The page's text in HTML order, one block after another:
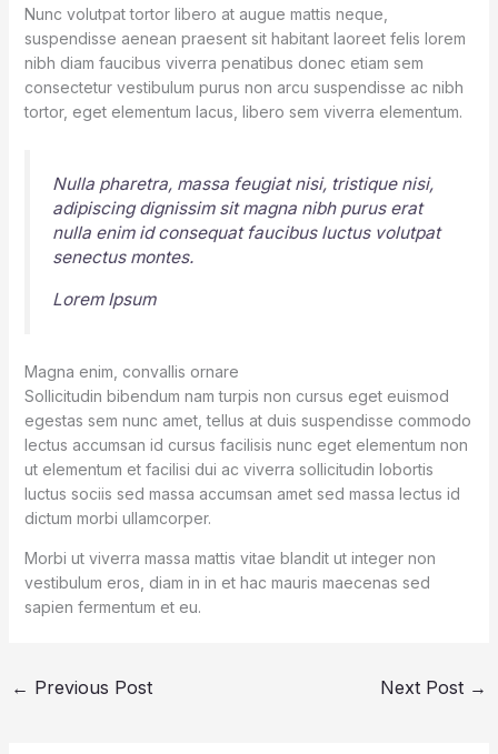
Nunc volutpat tortor libero at augue mattis neque,
suspendisse aenean praesent sit habitant laoreet felis lorem
nibh diam faucibus viverra penatibus donec etiam sem
consectetur vestibulum purus non arcu suspendisse ac nibh
tortor, eget elementum lacus, libero sem viverra elementum.
Nulla pharetra, massa feugiat nisi, tristique nisi,
adipiscing dignissim sit magna nibh purus erat
nulla enim id consequat faucibus luctus volutpat
senectus montes.
Lorem Ipsum
Magna enim, convallis ornare
Sollicitudin bibendum nam turpis non cursus eget euismod
egestas sem nunc amet, tellus at duis suspendisse commodo
lectus accumsan id cursus facilisis nunc eget elementum non
ut elementum et facilisi dui ac viverra sollicitudin lobortis
luctus sociis sed massa accumsan amet sed massa lectus id
dictum morbi ullamcorper.
Morbi ut viverra massa mattis vitae blandit ut integer non
vestibulum eros, diam in in et hac mauris maecenas sed
sapien fermentum et eu.
← Previous Post Next Post →